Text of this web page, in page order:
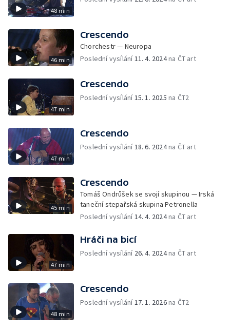
48 min
46 min
Crescendo
Chorchestr — Neuropa
Poslední vysílání11. 4. 2024na ČT art
47 min
Crescendo
Poslední vysílání15. 1. 2025 na ČT2
47 min
Crescendo
Poslední vysílání18. 6. 2024na ČT art
45 min
Crescendo
Tomáš Ondrůšek se svojí skupinou — Irská
taneční stepařská skupina Petronella
Poslední vysílání14. 4. 2024na ČT art
47 min
Hráči na bicí
Poslední vysílání 26. 4. 2024na ČT art
48 min
Crescendo
Poslední vysílání17. 1. 2026na ČT2